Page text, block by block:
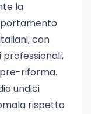
la
con
professionali,
riforma.
undici
rispetto